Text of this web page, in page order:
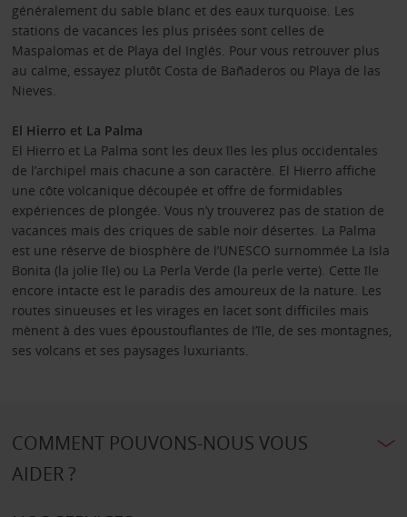
généralement du sable blanc et des eaux turquoise. Les
stations de vacances les plus prisées sont celles de
Maspalomas et de Playa del Inglés. Pour vous retrouver plus
au calme, essayez plutôt Costa de Bañaderos ou Playa de las
Nieves.
El Hierro et La Palma
El Hierro et La Palma sont les deux îles les plus occidentales
de l’archipel mais chacune a son caractère. El Hierro affiche
une côte volcanique découpée et offre de formidables
expériences de plongée. Vous n’y trouverez pas de station de
vacances mais des criques de sable noir désertes. La Palma
est une réserve de biosphère de l’UNESCO surnommée La Isla
Bonita (la jolie île) ou La Perla Verde (la perle verte). Cette île
encore intacte est le paradis des amoureux de la nature. Les
routes sinueuses et les virages en lacet sont difficiles mais
mènent à des vues époustouflantes de l’île, de ses montagnes,
ses volcans et ses paysages luxuriants.
COMMENT POUVONS-NOUS VOUS
AIDER ?